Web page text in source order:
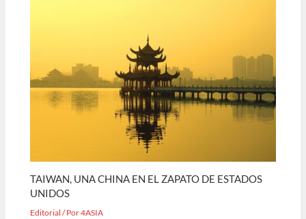
TAIWAN, UNA CHINA EN EL ZAPATO DE ESTADOS
UNIDOS
Editorial / Por4ASIA